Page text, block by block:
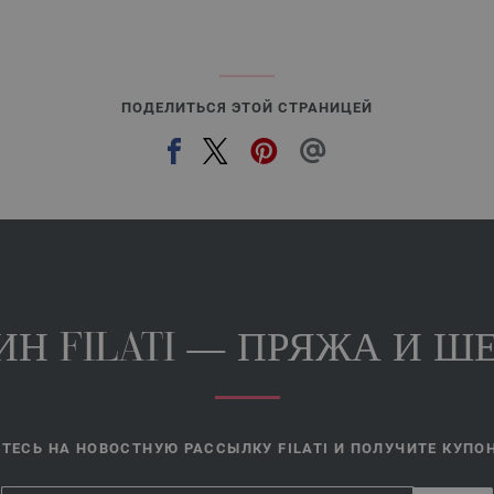
ПОДЕЛИТЬСЯ ЭТОЙ СТРАНИЦЕЙ
FILATI — ПРЯЖА И
НА НОВОСТНУЮ РАССЫЛКУ FILATI И ПОЛУЧИТЕ